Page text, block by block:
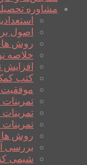
مشاوره
اصول
روش
خلاصه
افزایش
کتب
موفقیت
تمرینات
روش
بررسی
شیمی